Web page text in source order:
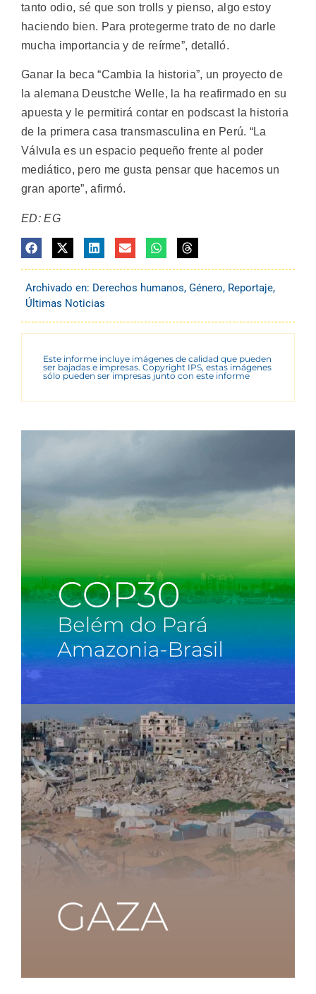
tanto odio, sé que son trolls y pienso, algo estoy
haciendo bien. Para protegerme trato de no darle
mucha importancia y de reírme”, detalló.
Ganar la beca “Cambia la historia”, un proyecto de
la alemana Deustche Welle, la ha reafirmado en su
apuesta y le permitirá contar en podscast la historia
de la primera casa transmasculina en Perú. “La
Válvula es un espacio pequeño frente al poder
mediático, pero me gusta pensar que hacemos un
gran aporte”, afirmó.
ED: EG
Archivado en: Derechos humanos, Género, Reportaje,
Últimas Noticias
Este informe incluye imágenes de calidad que pueden
ser bajadas e impresas. Copyright IPS, estas imágenes
sólo pueden ser impresas junto con este informe